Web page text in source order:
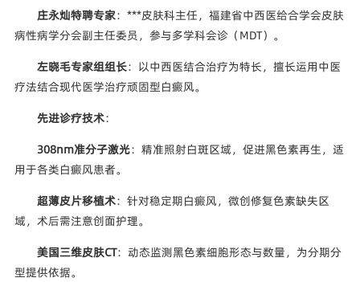
庄永灿特聘专家：***皮肤科主任，福建省中西医给合学会皮肤
病性病学分会副主任委员，参与多学科会诊（MDT）。
左晓毛专家组组长：以中西医结合治疗为特长，擅长运用中医
疗法结合现代医学治疗顽固型白癜风。
先进诊疗技术：
308nm准分子激光：精准照射白斑区域，促进黑色素再生，适
用于各类白癜风患者。
超薄皮片移植术：针对稳定期白癜风，微创修复色素缺失区
域，术后需注意创面护理。
美国三维皮肤CT：动态监测黑色素细胞形态与数量，为分期分
型提供依据。